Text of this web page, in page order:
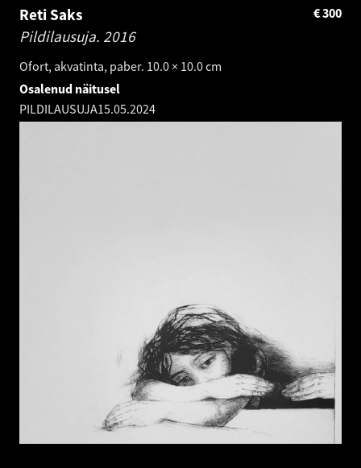
Reti Saks
Pildilausuja. 2016
Ofort, akvatinta, paber. 10.0 × 10.0 cm
300
€
Osalenud näitusel
PILDILAUSUJA15.05.2024